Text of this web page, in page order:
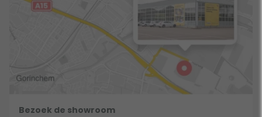
Bezoek de showroom